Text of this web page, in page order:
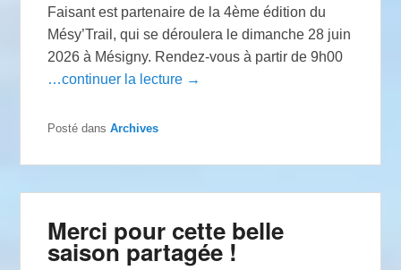
Faisant est partenaire de la 4ème édition du
Mésy’Trail, qui se déroulera le dimanche 28 juin
2026 à Mésigny. Rendez-vous à partir de 9h00
…continuer la lecture →
Posté dans Archives
Merci pour cette belle
saison partagée !